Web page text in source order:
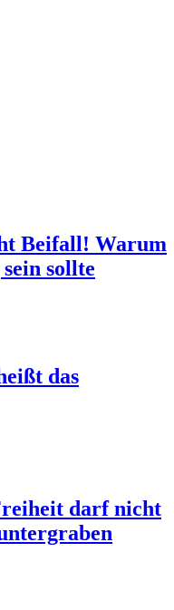
Beifall! Warum
sollte
das
darf nicht